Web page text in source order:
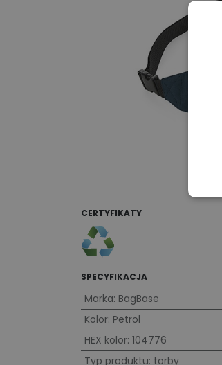
CERTYFIKATY
SPECYFIKACJA
Marka: BagBase
Kolor: Petrol
HEX kolor: 104776
Typ produktu: torby